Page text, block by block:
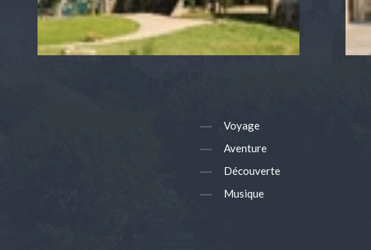
Voyage
Aventure
Découverte
Musique